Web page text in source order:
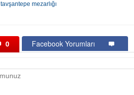
tavşantepe mezarlığı
0 Facebook Yorumları